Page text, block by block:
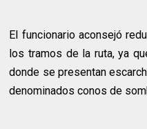
El funcionario aconsejó
los tramos de la ruta, ya
donde se presentan
denominados conos de